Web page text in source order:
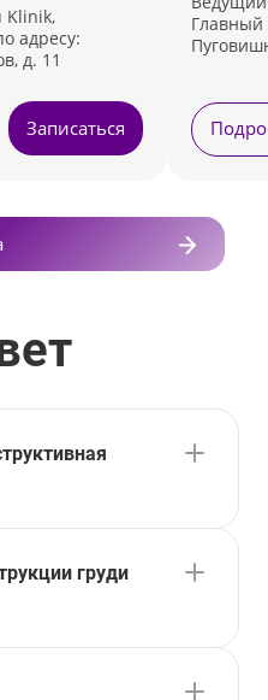
Klinik,
адресу:
д. 11
Записаться
груди